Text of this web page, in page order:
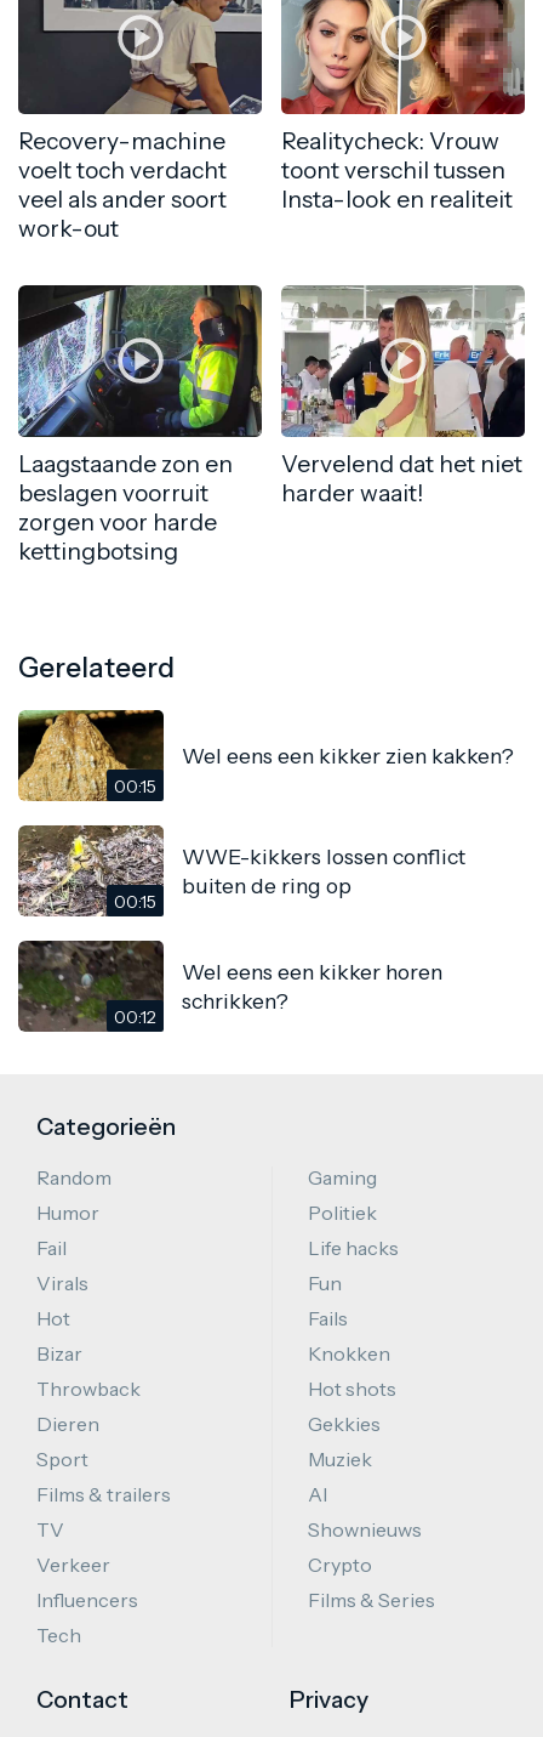
Recovery-machine
voelt toch verdacht
veel als ander soort
work-out
Realitycheck: Vrouw
toont verschil tussen
Insta-look en realiteit
Laagstaande zon en
beslagen voorruit
zorgen voor harde
kettingbotsing
Vervelend dat het niet
harder waait!
Gerelateerd
00:15
Wel eens een kikker zien kakken?
00:15
WWE-kikkers lossen conflict
buiten de ring op
00:12
Wel eens een kikker horen
schrikken?
Categorieën
Random
Humor
Fail
Virals
Hot
Bizar
Throwback
Dieren
Sport
Films & trailers
TV
Verkeer
Influencers
Tech
Gaming
Politiek
Life hacks
Fun
Fails
Knokken
Hot shots
Gekkies
Muziek
AI
Shownieuws
Crypto
Films & Series
Contact Privacy